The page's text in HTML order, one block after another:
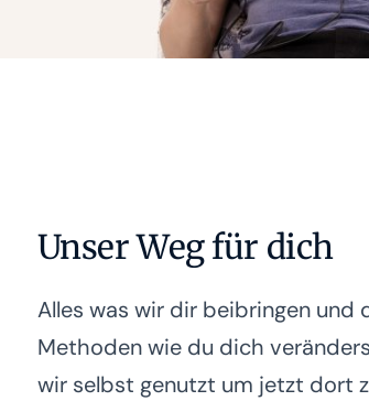
Unser Weg für dich
Alles was wir dir beibringen und
Methoden wie du dich
wir selbst genutzt um jetzt dort